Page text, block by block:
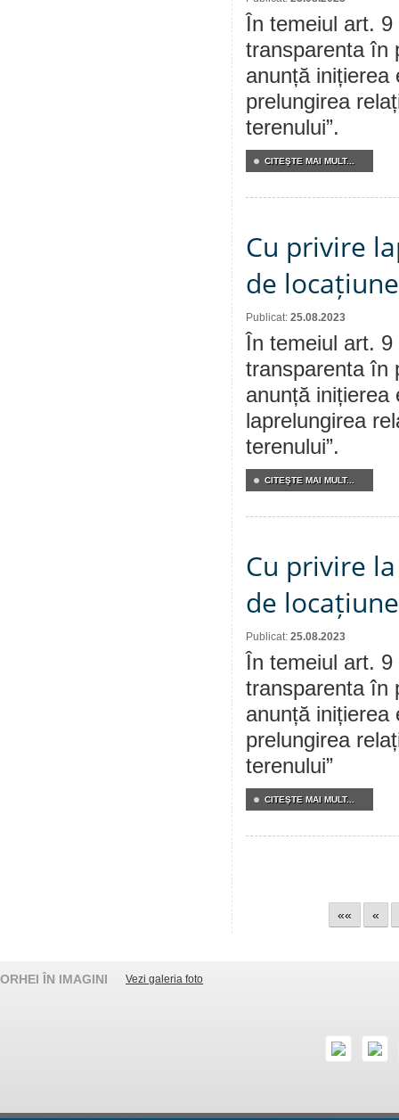
În temeiul art.
transparenta în
anunță inițierea
prelungirea
terenului”.
CITEŞTE MAI MULT...
Cu privire
de
Publicat: 25.08.2023
În temeiul art.
transparenta în
anunță inițierea
laprelungirea
terenului”.
CITEŞTE MAI MULT...
Cu privire
de
Publicat: 25.08.2023
În temeiul art.
transparenta în
anunță inițierea
prelungirea
terenului”
CITEŞTE MAI MULT...
«« «
ORHEI ÎN IMAGINI Vezi galeria foto